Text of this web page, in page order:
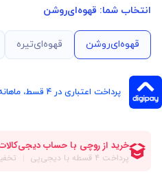
انتخاب شما: قهوه‌ای‌روشن
قهوه‌ای‌روشن قهوه‌ای‌تیره
پرداخت اعتباری در ۴ قسط، ماهانه 393,250 تومان